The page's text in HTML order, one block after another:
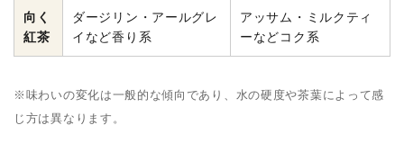
向く
紅茶
ダージリン・アールグレ
イなど香り系
アッサム・ミルクティ
ーなどコク系
※味わいの変化は一般的な傾向であり、水の硬度や茶葉によって感
じ方は異なります。